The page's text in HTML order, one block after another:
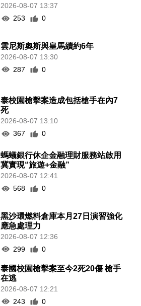
2026-08-07 13:37
253
0
雲尼斯奧斯與皇馬續約6年
2026-08-07 13:30
287
0
泰校園槍擊案造成包括槍手在內7
死
2026-08-07 13:10
367
0
螞蟻銀行休企金融理財服務站啟用
冀實現“旅遊+金融”
2026-08-07 12:41
568
0
黑沙環燃料倉庫本月27日演習強化
應急處理力
2026-08-07 12:36
299
0
泰國校園槍擊案至今2死20傷 槍手
在逃
2026-08-07 12:21
243
0